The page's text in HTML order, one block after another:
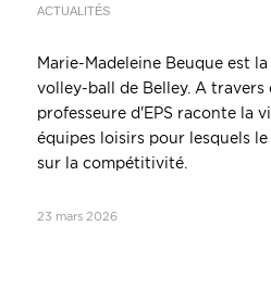
ACTUALITÉS
Marie-Madeleine Beuque est
volley-ball de Belley. A travers
professeure d'EPS raconte la
équipes loisirs pour lesquels
sur la compétitivité.
23 mars 2026